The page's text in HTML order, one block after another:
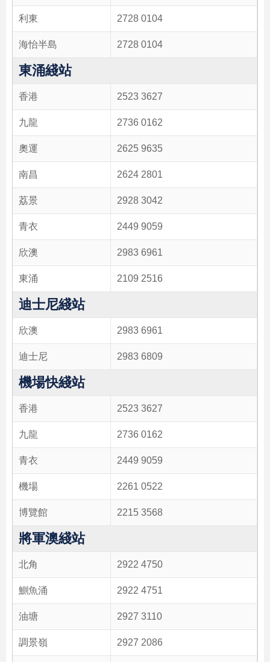
利東 2728 0104
海怡半島 2728 0104
東涌綫站
香港 2523 3627
九龍 2736 0162
奧運 2625 9635
南昌 2624 2801
荔景 2928 3042
青衣 2449 9059
欣澳 2983 6961
東涌 2109 2516
迪士尼綫站
欣澳 2983 6961
迪士尼 2983 6809
機場快綫站
香港 2523 3627
九龍 2736 0162
青衣 2449 9059
機場 2261 0522
博覽館 2215 3568
將軍澳綫站
北角 2922 4750
鰂魚涌 2922 4751
油塘 2927 3110
調景嶺 2927 2086